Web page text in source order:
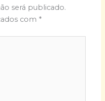
será publicado.
com *